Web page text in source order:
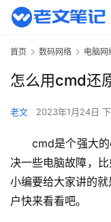
首页 数码网络 电脑网
怎么用cmd还
老文 2023年1月24日
cmd是个强大
决一些电脑故障，
小编要给大家讲的
户快来看看吧。